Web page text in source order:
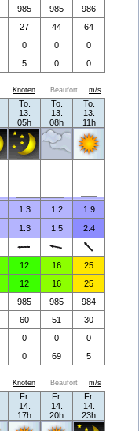
985 985
986
27 44
64
0 0
0
5 0 0
Knoten Beaufort m/s
To.
13.
05h
To.
13.
08h
To.
13.
11h
1.3 1.2
1.9
1.3 1.5
2.4
12 16
25
12 16
25
985 985
984
60 51
30
0 0
0
0 69 5
Knoten Beaufort m/s
Fr.
14.
17h
Fr.
14.
20h
Fr.
14.
23h